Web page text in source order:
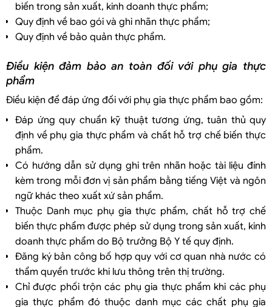
biến trong sản xuất, kinh doanh thực phẩm;
Quy định về bao gói và ghi nhãn thực phẩm;
Quy định về bảo quản thực phẩm.
Điều kiện đảm bảo an toàn đối với phụ gia thực
phẩm
Điều kiện để đáp ứng đối với phụ gia thực phẩm bao gồm:
Đáp ứng quy chuẩn kỹ thuật tương ứng, tuân thủ quy
định về phụ gia thực phẩm và chất hỗ trợ chế biến thực
phẩm.
Có hướng dẫn sử dụng ghi trên nhãn hoặc tài liệu đính
kèm trong mỗi đơn vị sản phẩm bằng tiếng Việt và ngôn
ngữ khác theo xuất xứ sản phẩm.
Thuộc Danh mục phụ gia thực phẩm, chất hỗ trợ chế
biến thực phẩm được phép sử dụng trong sản xuất, kinh
doanh thực phẩm do Bộ trưởng Bộ Y tế quy định.
Đăng ký bản công bố hợp quy với cơ quan nhà nước có
thẩm quyền trước khi lưu thông trên thị trường.
Chỉ được phối trộn các phụ gia thực phẩm khi các phụ
gia thực phẩm đó thuộc danh mục các chất phụ gia